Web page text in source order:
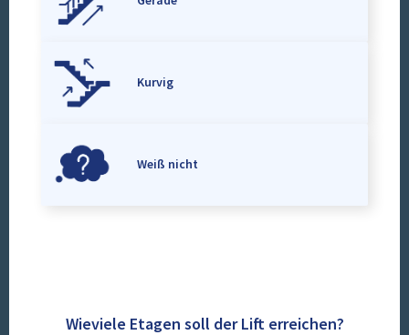
Kurvig
Weiß nicht
Wieviele Etagen soll der Lift erreichen?